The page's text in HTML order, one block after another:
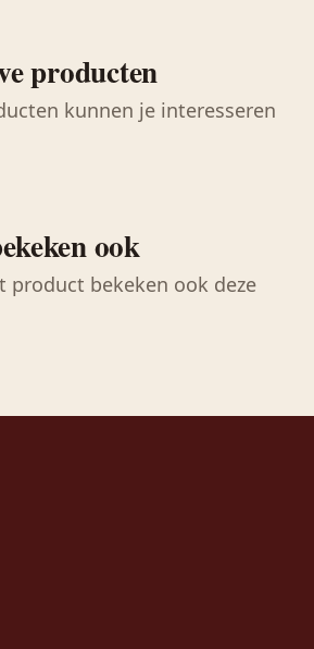
producten
kunnen je interesseren
ook
product bekeken ook deze